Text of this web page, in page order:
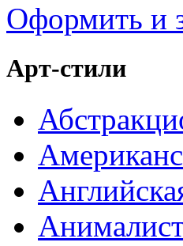
Оформить и
Арт-стили